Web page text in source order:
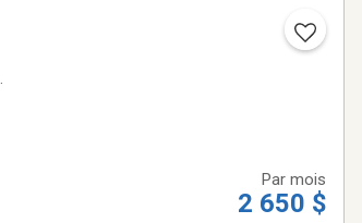
Par mois
2 650 $